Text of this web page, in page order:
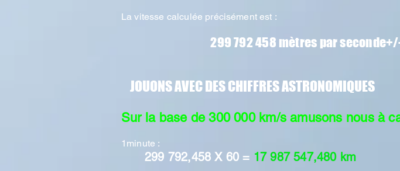
La vitesse calculée précisément est :
299 792 458 mètres par
JOUONS AVEC DES CHIFFRES ASTRONOMIQUES
Sur la base de 300 000 km/s amusons nous à
1minute :
299 792,458 X 60 = 17 987 547,480 km